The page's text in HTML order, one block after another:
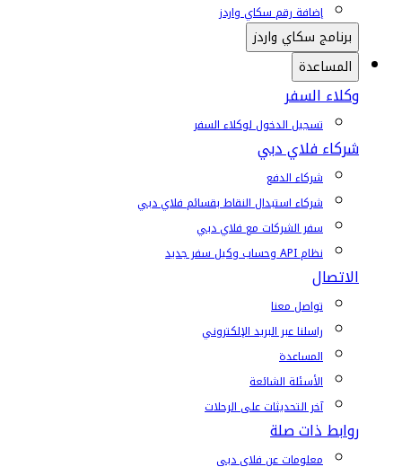
إضافة رقم سكاي واردز
برنامج سكاي واردز
المساعدة
وكلاء السفر
تسجيل الدخول لوكلاء السفر
شركاء فلاي دبي
شركاء الدفع
شركاء استبدال النقاط بقسائم فلاي دبي
سفر الشركات مع فلاي دبي
نظام API وحساب وكيل سفر جديد
الاتصال
تواصل معنا
راسلنا عبر البريد الإلكتروني
المساعدة
الأسئلة الشائعة
آخر التحديثات على الرحلات
روابط ذات صلة
معلومات عن فلاي دبي